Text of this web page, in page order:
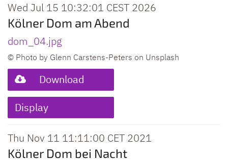
Wed Jul 15 10:32:01 CEST 2026
Kölner Dom am Abend
dom_04.jpg
© Photo by Glenn Carstens-Peters on Unsplash
Download
Display
Thu Nov 11 11:11:00 CET 2021
Kölner Dom bei Nacht